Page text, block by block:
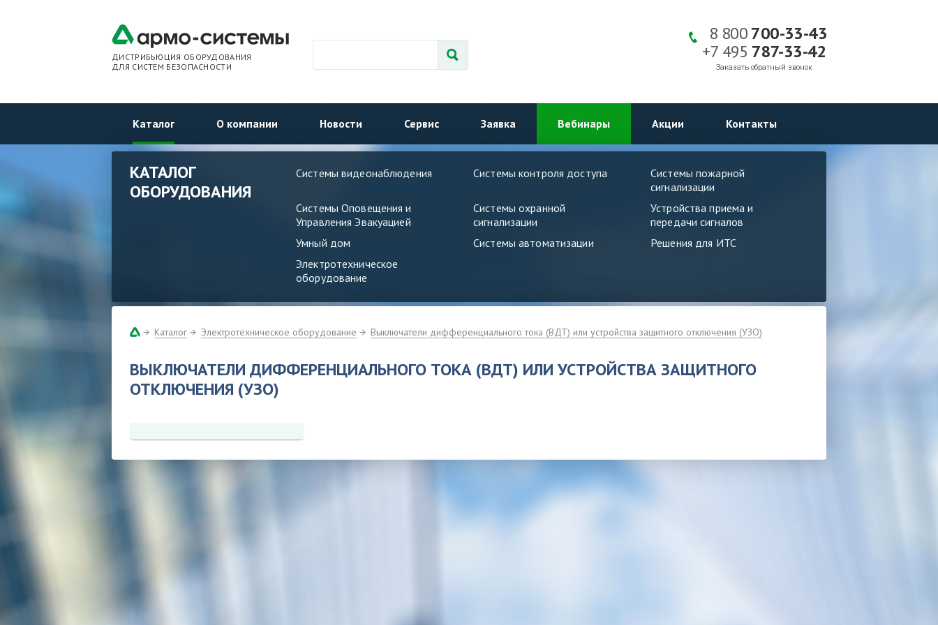
ДИСТРИБЬЮЦИЯ ОБОРУДОВАНИЯ
ДЛЯ СИСТЕМ БЕЗОПАСНОСТИ
8 800700-33-43
+7 495 787-33-42
Заказать обратный звонок
Каталог О компании Новости Сервис Заявка Вебинары Акции Контакты
КАТАЛОГ
ОБОРУДОВАНИЯ
Системы видеонаблюдения Системы контроля доступа
Системы пожарной
сигнализации
Системы Оповещения и
Управления Эвакуацией
Системы охранной
сигнализации
Устройства приема и
передачи сигналов
Умный дом
Системы автоматизации
Решения для ИТС
Электротехническое
оборудование
Каталог Электротехническое оборудование Выключатели дифференциального тока (ВДТ) или устройства защитного отключения (УЗО)
ВЫКЛЮЧАТЕЛИ ДИФФЕРЕНЦИАЛЬНОГО ТОКА (ВДТ) ИЛИ УСТРОЙСТВА ЗАЩИТНОГО
ОТКЛЮЧЕНИЯ (УЗО)